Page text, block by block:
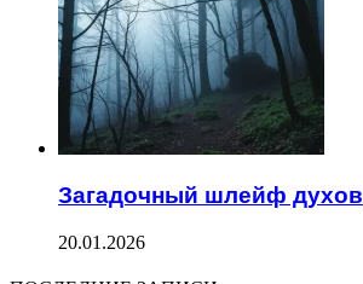
Загадочный шлейф духов
20.01.2026